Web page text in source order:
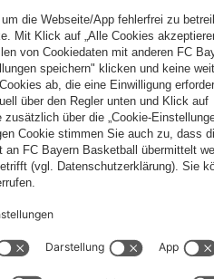
und damit der Aufstieg in die
auf dem zwölften
der Aufsteiger aus den letzten
und Theo Rieg (Aufbautraining)
Profis gibt.